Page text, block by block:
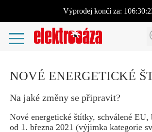
Výprodej končí za:
NOVÉ ENERGETICKÉ
Na jaké změny se připravit?
Nové energetické štítky, schválené
od 1. března 2021 (výjimka kategorie